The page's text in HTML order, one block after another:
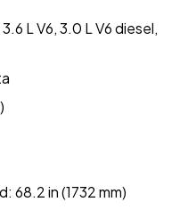
L V6, 3.0 L V6 diesel,
68.2 in (1732 mm)